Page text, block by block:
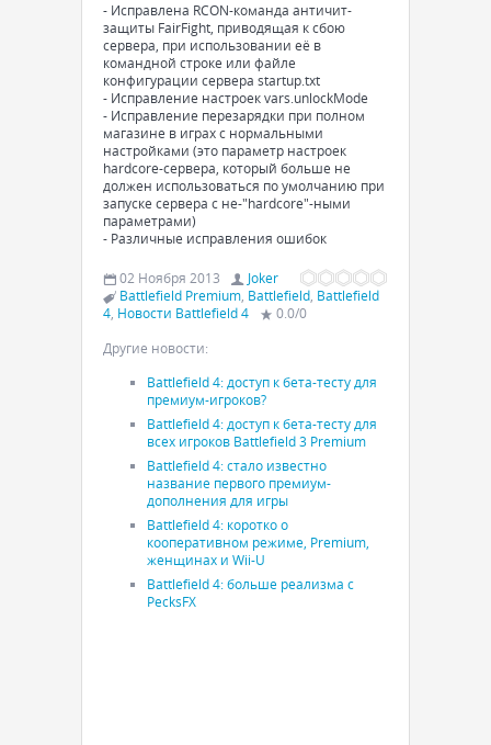
- Исправлена RCON-команда античит-
защиты FairFight, приводящая к сбою
сервера, при использовании её в
командной строке или файле
конфигурации сервера startup.txt
- Исправление настроек vars.unlockMode
- Исправление перезарядки при полном
магазине в играх с нормальными
настройками (это параметр настроек
hardcore-сервера, который больше не
должен использоваться по умолчанию при
запуске сервера с не-"hardcore"-ными
параметрами)
- Различные исправления ошибок
02 Ноября 2013
Joker
Battlefield Premium Battlefield Battlefield
4 Новости Battlefield 4 0.0/0
Другие новости:
Battlefield 4: доступ к бета-тесту для
премиум-игроков?
Battlefield 4: доступ к бета-тесту для
всех игроков Battlefield 3 Premium
Battlefield 4: стало известно
название первого премиум-
дополнения для игры
Battlefield 4: коротко о
кооперативном режиме, Premium,
женщинах и Wii-U
Battlefield 4: больше реализма с
PecksFX